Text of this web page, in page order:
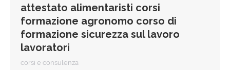
attestato alimentaristi corsi
formazione agronomo corso di
formazione sicurezza sul lavoro
lavoratori
corsi e consulenza